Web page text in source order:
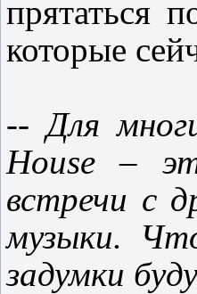
прятаться
которые
-- Для
House –
встречи с
музыки.
задумки